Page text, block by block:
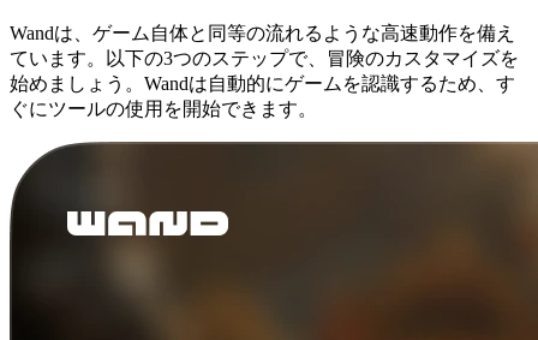
Wandは、ゲーム自体と同等の流れるような高速動作を備え
ています。以下の3つのステップで、冒険のカスタマイズを
始めましょう。Wandは自動的にゲームを認識するため、す
ぐにツールの使用を開始できます。